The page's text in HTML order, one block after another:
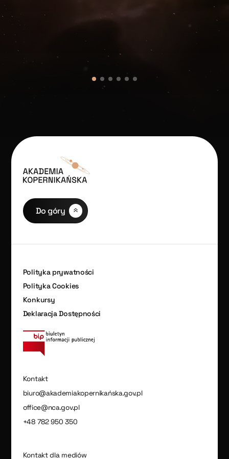
Do góry
Polityka prywatności
Polityka Cookies
Konkursy
Deklaracja Dostępności
Kontakt
biuro@akademiakopernikańska.gov.pl
office@nca.gov.pl
+48 782 950 350
Kontakt dla mediów